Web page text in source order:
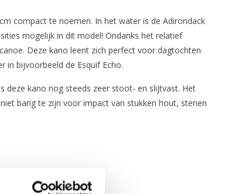
compact te noemen. In het water is de Adirondack
mogelijk in dit model! Ondanks het relatief
Deze kano leent zich perfect voor dagtochten
in bijvoorbeeld de Esquif Echo.
deze kano nog steeds zeer stoot- en slijtvast. Het
bang te zijn voor impact van stukken hout, stenen